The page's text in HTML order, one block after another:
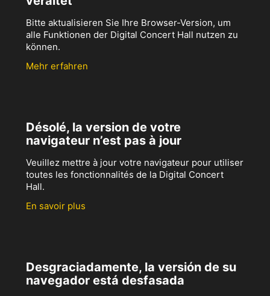
Bitte aktualisieren Sie Ihre Browser-Version, um
alle Funktionen der Digital Concert Hall nutzen zu
können.
Mehr erfahren
Désolé, la version de votre
navigateur n’est pas à jour
Veuillez mettre à jour votre navigateur pour utiliser
toutes les fonctionnalités de la Digital Concert
Hall.
En savoir plus
Desgraciadamente, la versión de su
navegador está desfasada